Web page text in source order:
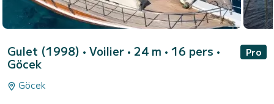
Gulet (1998) • Voilier • 24 m • 16 pers •
Göcek
Pro
Göcek